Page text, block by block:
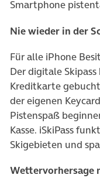
Smartphone
Nie wieder in der
Für alle iPhone
Der digitale
Kreditkarte
der eigenen
Pistenspaß
Kasse. iSkiPass
Skigebieten und
Wettervorhersage